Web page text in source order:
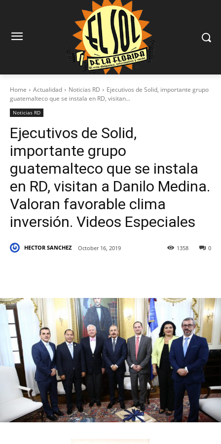
Home Actualidad Noticias RD
Ejecutivos de Solid, importante grupo
guatemalteco que se instala en RD, visitan...
Noticias RD
Ejecutivos de Solid,
importante grupo
guatemalteco que se instala
en RD, visitan a Danilo Medina.
Valoran favorable clima
inversión. Videos Especiales
HECTOR SANCHEZ October 16, 2019 0
1358